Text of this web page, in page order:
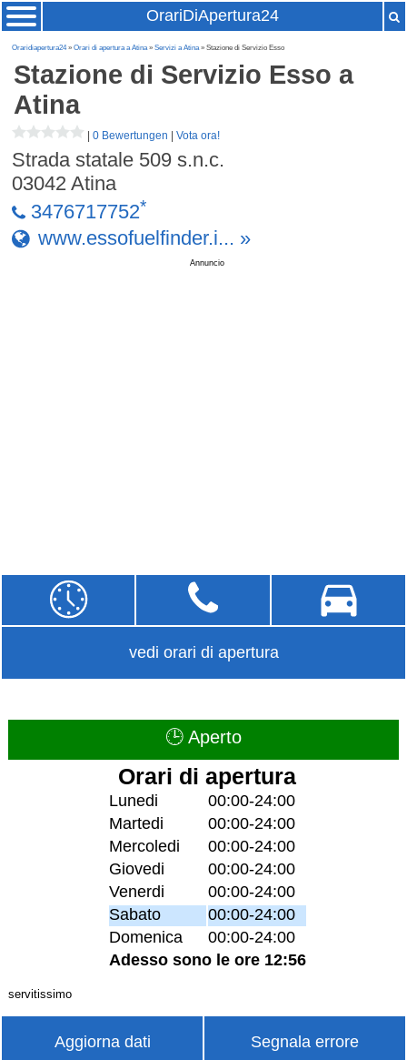
OrariDiApertura24
Oraridiapertura24»Orari di apertura a Atina»Servizi a Atina» Stazione di Servizio Esso
Stazione di Servizio Esso a
Atina
|0 Bewertungen |Vota ora!
Strada statale 509 s.n.c.
03042 Atina
3476717752*
www.essofuelfinder.i... »
Annuncio
vedi orari di apertura
🕒 Aperto
Orari di apertura
Lunedi
00:00-24:00
Martedi
00:00-24:00
Mercoledi
00:00-24:00
Giovedi
00:00-24:00
Venerdi
00:00-24:00
Sabato
00:00-24:00
Domenica
00:00-24:00
Adesso sono le ore 12:56
servitissimo
Aggiorna dati Segnala errore